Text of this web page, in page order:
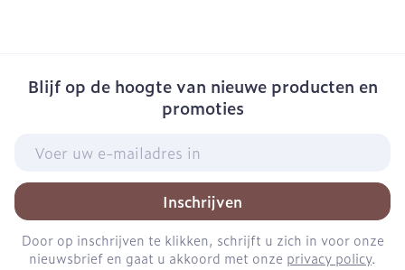
Blijf op de hoogte van nieuwe producten en
promoties
Inschrijven
Door op inschrijven te klikken, schrijft u zich in voor onze
nieuwsbrief en gaat u akkoord met onze privacy policy.